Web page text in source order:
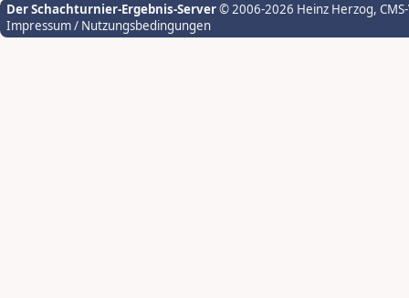
Der Schachturnier-Ergebnis-Server© 2006-2026 Heinz Herzog,
Impressum / Nutzungsbedingungen